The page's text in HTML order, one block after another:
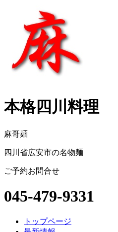
本格四川料理
麻哥麺
四川省広安市の名物麺
ご予約お問合せ
045-479-9331
トップページ